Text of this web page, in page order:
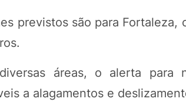
previstos são para Fortaleza,
áreas, o alerta para
a alagamentos e